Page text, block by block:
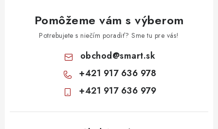
Pomôžeme vám s výberom
Potrebujete s niečím poradiť? Sme tu pre vás!
obchod@smart.sk
+421 917 636 978
+421 917 636 979